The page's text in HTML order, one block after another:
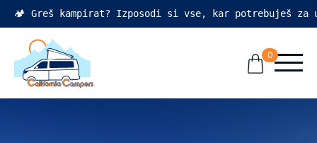
🏕️ Greš kampirat? Izposodi si vse, kar potrebuješ
0